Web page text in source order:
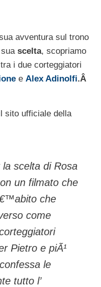
avventura sul trono
scelta, scopriamo
i due corteggiatori
e Alex Adinolfi.Â
sito ufficiale della
scelta di Rosa
un filmato che
che
come
Pietro e piÃ¹
le
tutto l’